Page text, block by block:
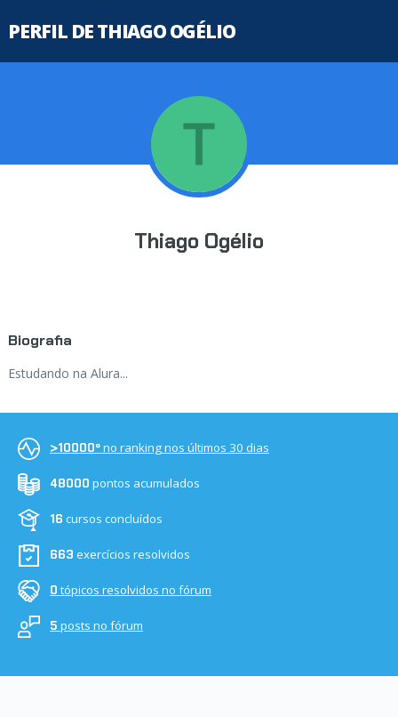
PERFIL DE THIAGO OGÉLIO
Thiago Ogélio
Biografia
Estudando na Alura...
>10000ºno ranking nos últimos 30 dias
48000 pontos acumulados
16 cursos concluídos
663 exercícios resolvidos
0 tópicos resolvidos no fórum
5 posts no fórum